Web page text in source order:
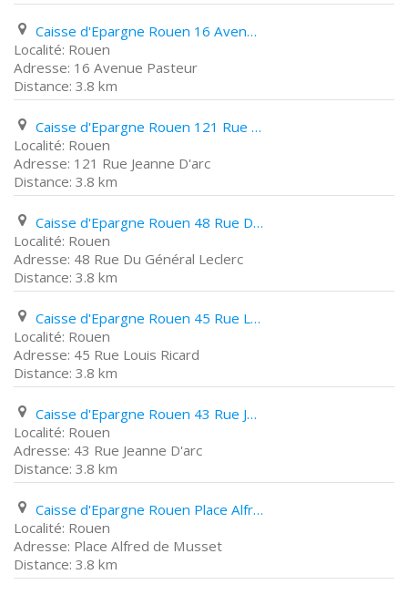
Caisse d'Epargne Rouen 16 Avenue Pasteur
Rouen
16 Avenue Pasteur
3.8 km
Caisse d'Epargne Rouen 121 Rue Jeanne D'arc
Rouen
121 Rue Jeanne D'arc
3.8 km
Caisse d'Epargne Rouen 48 Rue Du Général Leclerc
Rouen
48 Rue Du Général Leclerc
3.8 km
Caisse d'Epargne Rouen 45 Rue Louis Ricard
Rouen
45 Rue Louis Ricard
3.8 km
Caisse d'Epargne Rouen 43 Rue Jeanne D'arc
Rouen
43 Rue Jeanne D'arc
3.8 km
Caisse d'Epargne Rouen Place Alfred de Musset
Rouen
Place Alfred de Musset
3.8 km